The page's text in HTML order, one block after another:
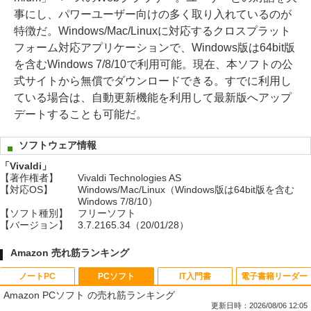
事にし、パワーユーザー向けの多く取り入れているのが
特徴だ。Windows/Mac/Linuxに対応するクロスプラット
フォーム対応アプリケーションで、Windows版は64bit版
を含むWindows 7/8/10で利用可能。現在、本ソフトの公
式サイトから無償でダウンロードできる。すでに利用し
ている場合は、自動更新機能を利用して最新版へアップ
デートすることも可能だ。
ソフトウェア情報
「Vivaldi」
【著作権者】
Vivaldi Technologies AS
【対応OS】
Windows/Mac/Linux（Windows版は64bit版を含む
Windows 7/8/10）
【ソフト種別】
フリーソフト
【バージョン】
3.7.2165.34（20/01/28）
Amazon 売れ筋ランキング
ノートPC PCソフト
Amazon PCソフト の売れ筋ランキング
更新日時：2026/08/06 12:05
IT入門書 電子書籍リーダー